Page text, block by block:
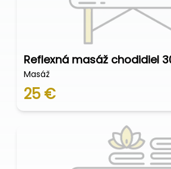
Reflexná masáž chodidiel
Masáž
25 €